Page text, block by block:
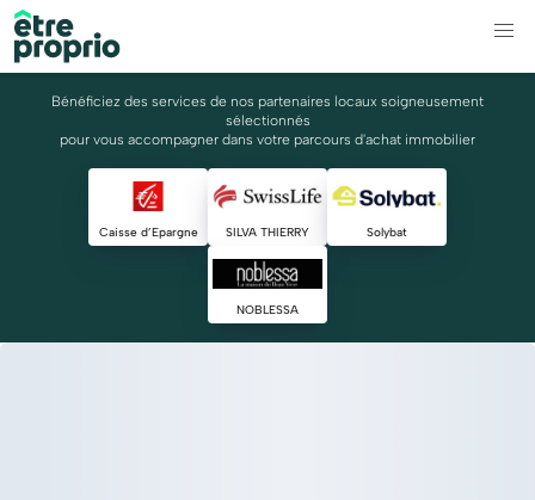
Bénéficiez des services de nos partenaires locaux soigneusement
sélectionnés
pour vous accompagner dans votre parcours d'achat immobilier
Caisse d’Epargne SILVA THIERRY Solybat
NOBLESSA